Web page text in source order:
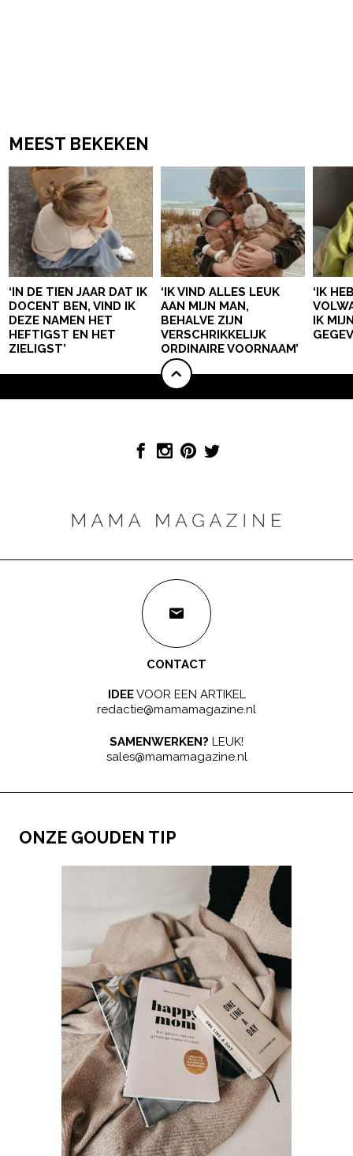
MEEST BEKEKEN
‘IN DE TIEN JAAR DAT IK
DOCENT BEN, VIND IK
DEZE NAMEN HET
HEFTIGST EN HET
ZIELIGST’
‘IK VIND ALLES LEUK
AAN MIJN MAN,
BEHALVE ZIJN
VERSCHRIKKELIJK
ORDINAIRE VOORNAAM’
‘IK
IK
CONTACT
IDEEVOOR EEN ARTIKEL
redactie@mamamagazine.nl
SAMENWERKEN? LEUK!
sales@mamamagazine.nl
ONZE GOUDEN TIP